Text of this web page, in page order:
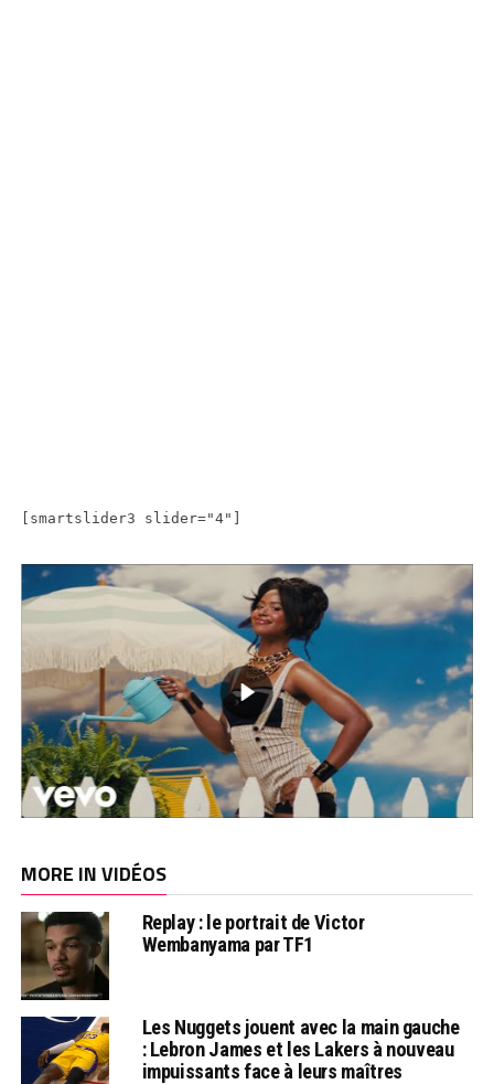
[smartslider3 slider="4"]
MORE IN VIDÉOS
Replay : le portrait de Victor
Wembanyama par TF1
Les Nuggets jouent avec la main gauche
: Lebron James et les Lakers à nouveau
impuissants face à leurs maîtres